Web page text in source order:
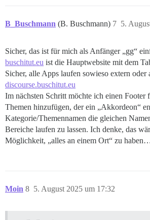
B_Buschmann (B. Buschmann) 5.
7
Sicher, das ist für mich als Anfänger „gg“
buschitut.eu ist die Hauptwebsite mit dem
Sicher, alle Apps laufen sowieso extern
discourse.buschitut.eu
Im nächsten Schritt möchte ich einen Footer
Themen hinzufügen, der ein „Akkordeon“
Kategorie/Themennamen die gleichen
Bereiche laufen zu lassen. Ich denke, das
Möglichkeit, „alles an einem Ort“ zu
Moin 5. August 2025 um 17:32
8